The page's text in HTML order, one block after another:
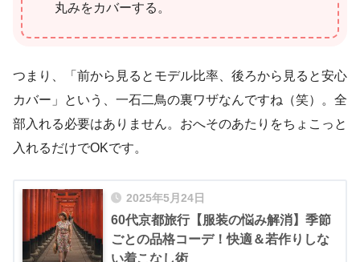
丸みをカバーする。
つまり、「前から見るとモデル比率、後ろから見ると安心
カバー」という、一石二鳥の裏ワザなんですね（笑）。全
部入れる必要はありません。おへそのあたりをちょこっと
入れるだけでOKです。
2025年5月24日
60代京都旅行【服装の悩み解消】季節
ごとの品格コーデ！快適＆若作りしな
い着こなし術